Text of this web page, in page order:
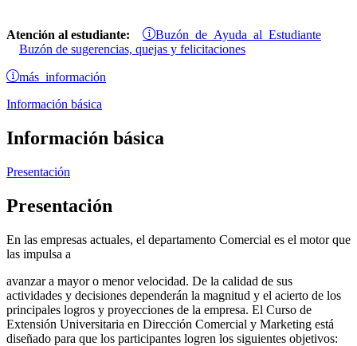
Atención al estudiante: Buzón de Ayuda al Estudiante
Buzón de sugerencias, quejas y felicitaciones
más información
Información básica
Información básica
Presentación
Presentación
En las empresas actuales, el departamento Comercial es el motor que
las impulsa a
avanzar a mayor o menor velocidad. De la calidad de sus
actividades y decisiones dependerán la magnitud y el acierto de los
principales logros y proyecciones de la empresa. El Curso de
Extensión Universitaria en Dirección Comercial y Marketing está
diseñado para que los participantes logren los siguientes objetivos: